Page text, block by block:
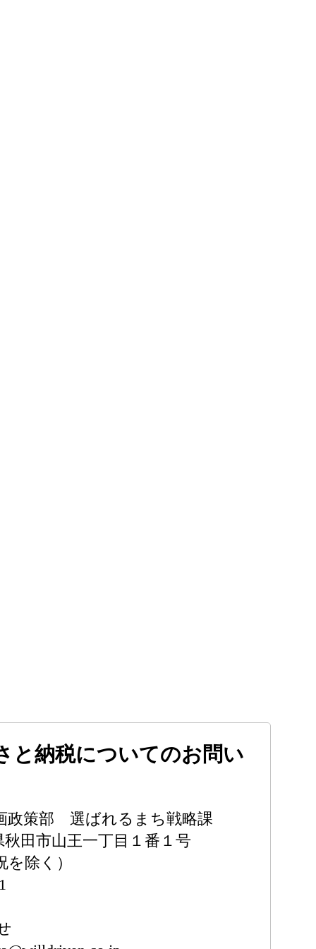
納税についてのお問い
政策部 選ばれるまち戦略課
田市山王一丁目１番１号
を除く）